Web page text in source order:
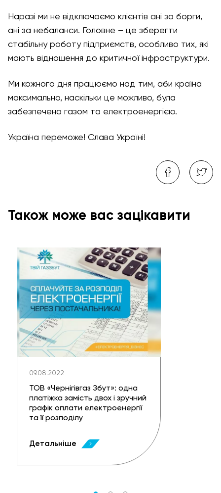
Наразі ми не відключаємо клієнтів ані за борги,
ані за небаланси. Головне – це зберегти
стабільну роботу підприємств, особливо тих, які
мають відношення до критичної інфраструктури.
Ми кожного дня працюємо над тим, аби країна
максимально, наскільки це можливо, була
забезпечена газом та електроенергією.
Україна переможе! Слава Україні!
Також може вас зацікавити
09.08.2022
ТОВ «Чернігівгаз Збут»: одна
платіжка замість двох і зручний
графік оплати електроенергії
та її розподілу
Детальніше